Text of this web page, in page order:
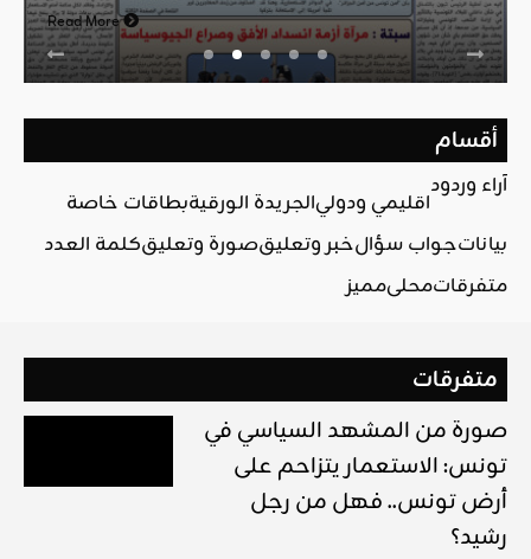
Read More
أقسام
آراء وردود
اقليمي ودوليالجريدة الورقيةبطاقات خاصة
بياناتجواب سؤالخبر وتعليقصورة وتعليقكلمة العدد
متفرقاتمحليمميز
متفرقات
صورة من المشهد السياسي في
تونس: الاستعمار يتزاحم على
أرض تونس.. فهل من رجل
رشيد؟